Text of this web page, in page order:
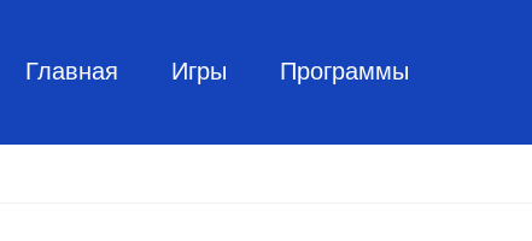
Главная Игры Программы